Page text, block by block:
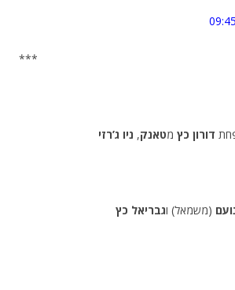
09:45
***
דורון כץ מטאנק, ניו ג’רזי
(משמאל) וגבריאל כץ